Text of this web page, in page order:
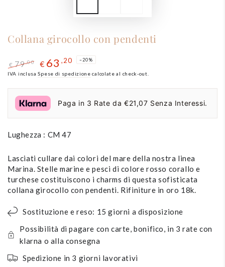
Collana girocollo con pendenti
Prezzo
€ 79,00
Il
di
liquidazione
€ 63 ,20 –20%
IVA inclusaSpese di spedizione calcolate al check-out.
Paga in 3 Rate da €21,07 Senza Interessi.
Lughezza : CM 47
Lasciati cullare dai colori del mare della nostra linea
Marina. Stelle marine e pesci di colore rosso corallo e
turchese costituiscono i charms di questa sofisticata
collana girocollo con pendenti. Rifiniture in oro 18k.
Sostituzione e reso: 15 giorni a disposizione
Possibilità di pagare con carte, bonifico, in 3 rate con
klarna o alla consegna
Spedizione in 3 giorni lavorativi